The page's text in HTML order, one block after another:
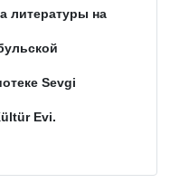
литературы на
Sevgi
Evi.